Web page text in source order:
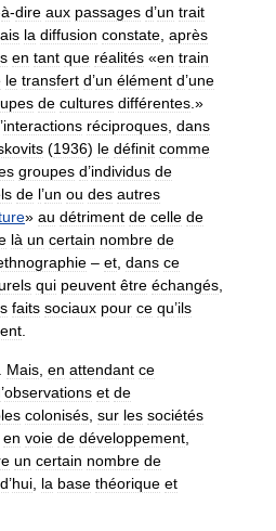
à-dire aux passages d’un trait
la diffusion constate après
en tant que réalités «en train
le transfert d’un élément d’une
de cultures différentes .»
’interactions réciproques dans
(1936) le définit comme
groupes d’individus de
de l’un ou des autres
» au détriment de celle de
là un certain nombre de
– et dans ce
qui peuvent être échangés
faits sociaux pour ce qu’ils
Mais en attendant ce
’observations et de
colonisés sur les sociétés
en voie de développement
un certain nombre de
’hui la base théorique et